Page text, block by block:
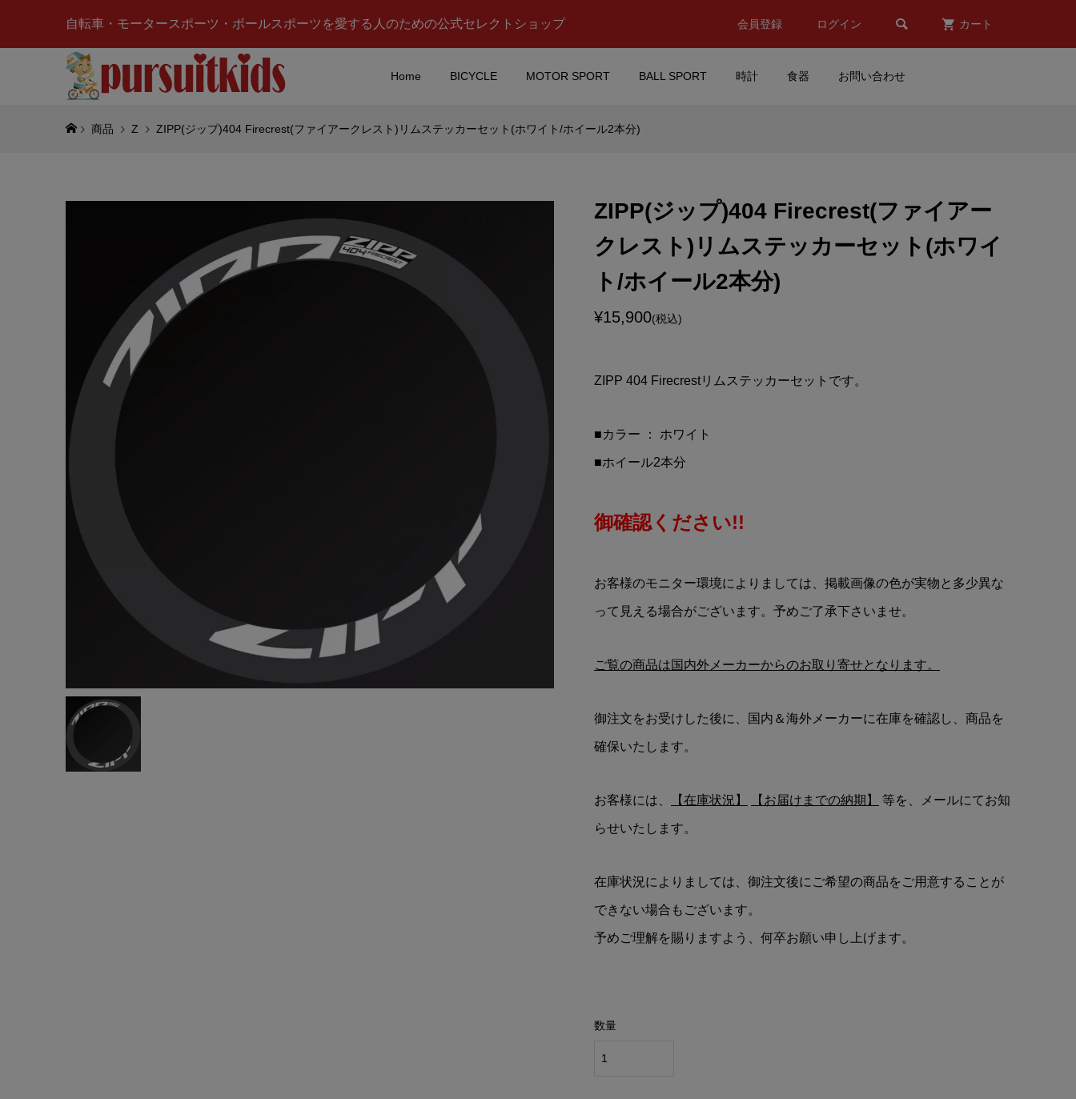
自転車・モータースポーツ・ボールスポーツを愛する人のための公式セレクトショップ 会員登録 ログイン  カート
Home BICYCLE MOTOR SPORT BALL SPORT 時計 食器 お問い合わせ
¥7,980(税込)
¥4,980(税込)
AUTOart(オートアー
ト)Lotus Europe Special(ロ
ータスヨーロッパ スペシャ...
aprilia racing(アプリリア レ
ーシング)ロゴステッカー(A
¥700(税込)
MOONEYES(ムーンアイズ)
クス)Chevy(シボレー)Bel
¥6,700(税込)
商品 Z ZIPP(ジップ)404 Firecrest(ファイアークレスト)リムステッカーセット(ホワイト/ホイール2本分)
ZIPP(ジップ)404 Firecrest(ファイアー
クレスト)リムステッカーセット(ホワイ
ト/ホイール2本分)
¥15,900(税込)
ZIPP 404 Firecrestリムステッカーセットです。
■カラー ： ホワイト
■ホイール2本分
御確認ください!!
お客様のモニター環境によりましては、掲載画像の色が実物と多少異な
って見える場合がございます。予めご了承下さいませ。
ご覧の商品は国内外メーカーからのお取り寄せとなります。
御注文をお受けした後に、国内＆海外メーカーに在庫を確認し、商品を
確保いたします。
お客様には、 【在庫状況】 【お届けまでの納期】 等を、メールにてお知
らせいたします。
在庫状況によりましては、御注文後にご希望の商品をご用意することが
できない場合もございます。
予めご理解を賜りますよう、何卒お願い申し上げます。
数量